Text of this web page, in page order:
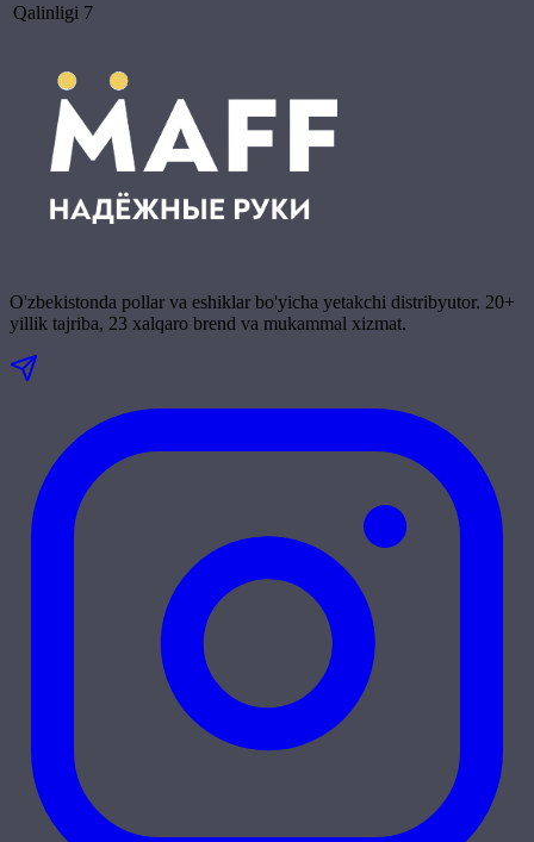
Qalinligi 7
O'zbekistonda pollar va eshiklar bo'yicha yetakchi distribyutor. 20+
yillik tajriba, 23 xalqaro brend va mukammal xizmat.